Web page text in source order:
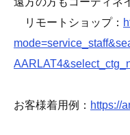
リモートショップ：
お客様着用例： https://